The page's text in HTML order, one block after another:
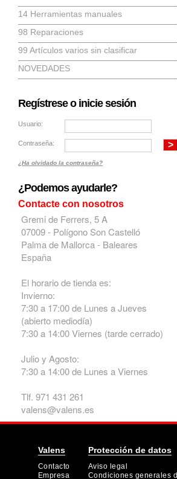
14 Herramientas manuales
98 Reparaciones
99 Artículos varios sin clasificar
NOVEDADES
Regístrese o inicie sesión
Usuario:
Contraseña:
¿Ha olvidado la contraseña?
¿Podemos ayudarle?
Contacte con nosotros
Gremi de Ferrers, 5 A
07009 - Polígono Son Castelló
Palma de Mallorca - Baleares
España
El horario de tienda es:
Invierno:
7:30 a 17:00 de Lunes a Jueves
(abierto mediodía)
7:30 a 14:00 Viernes (tarde cerrado)
Julio y Agosto:
7:30 a 14:00 de Lunes a Viernes
Tlf. 971 431 261
valens@valens.es
Valens
Contacto
Empresa
Protección de datos
Aviso legal
Condiciones generales